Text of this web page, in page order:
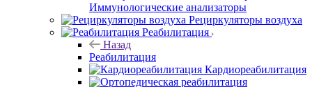
Иммунологические анализаторы
Рециркуляторы воздуха
Реабилитация
Назад
Реабилитация
Кардиореабилитация